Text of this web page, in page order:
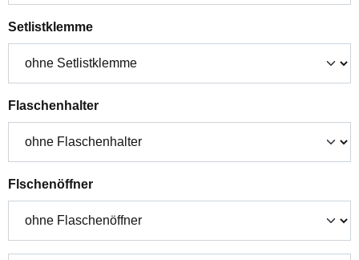
Setlistklemmeauswählen
Flaschenhalterauswählen
Flschenöffnerauswählen